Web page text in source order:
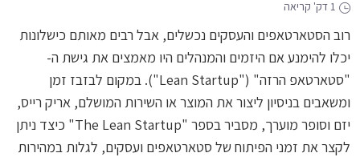
רוב הסטארטאפים והעסקים נכשלים, אבל רבים מאותם כישלונות
יכלו להימנע אם היזמים והמנהלים היו מאמצים את גישת ה-
"סטארטאפ הרזה" ("Lean Startup"). במקום לבזבז זמן
ומשאבים בניסיון ליצור את המוצר או השירות המושלם, אריק רייס,
יזם וסופר מוערך, מסביר בספר "The Lean Startup" כיצד ניתן
לקצר את זמני הפיתוח של סטארטאפים ועסקים, לגלות במהירות